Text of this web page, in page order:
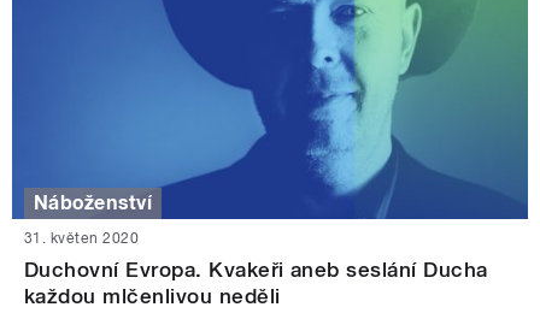
Náboženství
31. květen 2020
Duchovní Evropa. Kvakeři aneb seslání Ducha
každou mlčenlivou neděli